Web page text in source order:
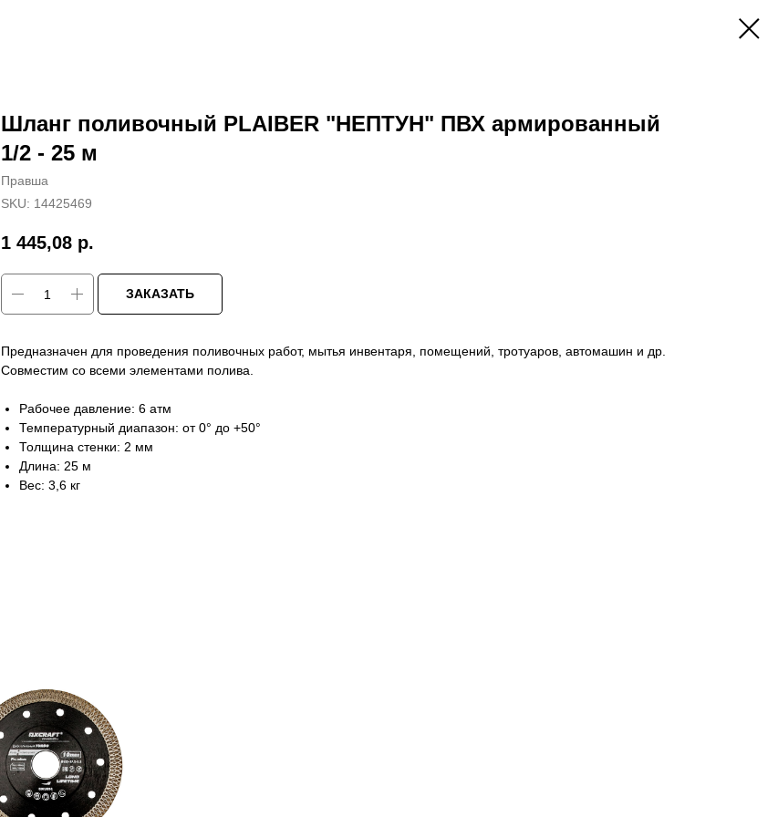
Шланг поливочный PLAIBER "НЕПТУН" ПВХ армированный
1/2 - 25 м
Правша
SKU: 14425469
1 445,08 р.
ЗАКАЗАТЬ
Предназначен для проведения поливочных работ, мытья инвентаря, помещений, тротуаров, автомашин и др.
Совместим со всеми элементами полива.
Рабочее давление: 6 атм
Температурный диапазон: от 0° до +50°
Толщина стенки: 2 мм
Длина: 25 м
Вес: 3,6 кг